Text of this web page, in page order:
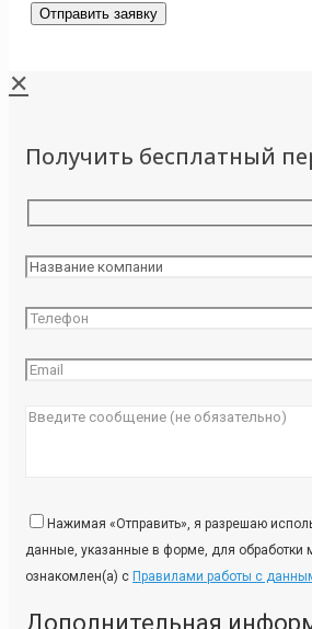
✕
Получить бесплатный
Нажимая «Отправить», я разрешаю
данные, указанные в форме, для обработки
ознакомлен(а) с Правилами работы с
Дополнительная